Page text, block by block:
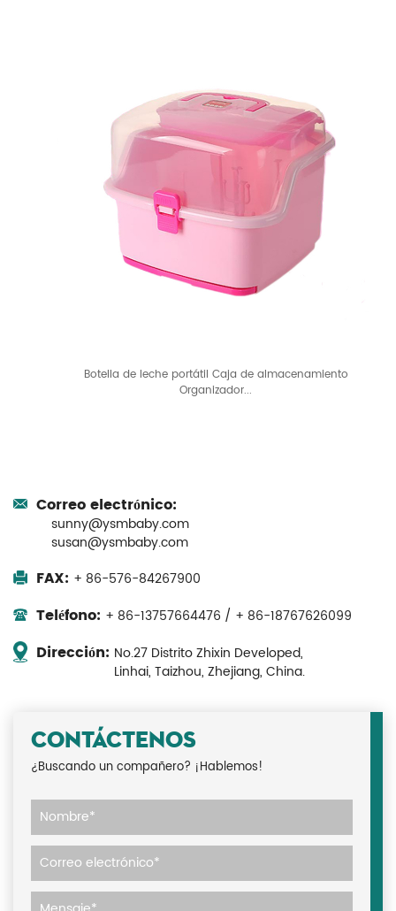
Botella de leche portátil Caja de almacenamiento
Organizador...
Correo electrónico:
sunny@ysmbaby.com
susan@ysmbaby.com
FAX: + 86-576-84267900
Teléfono: + 86-13757664476 / + 86-18767626099
Dirección: No.27 Distrito Zhixin Developed,
Linhai, Taizhou, Zhejiang, China.
CONTÁCTENOS
¿Buscando un compañero? ¡Hablemos!